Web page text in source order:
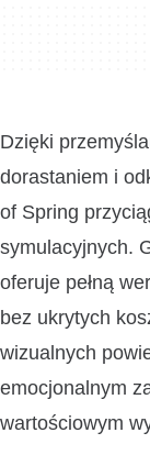
Dzięki
dorastaniem i
of Spring
symulacyjnych.
oferuje pełną
bez ukrytych
wizualnych
emocjonalnym
wartościowym